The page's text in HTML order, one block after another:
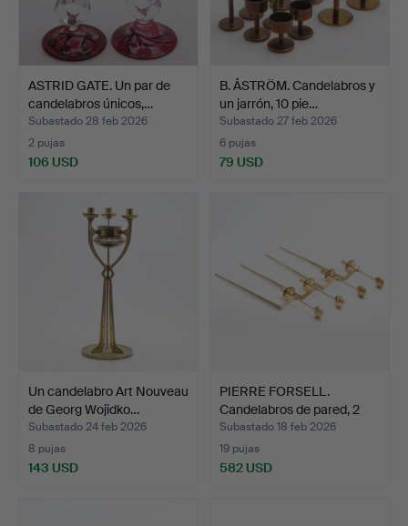
ASTRID GATE. Un par de
candelabros únicos,…
Subastado 28 feb 2026
2 pujas
106 USD
B. ÅSTRÖM. Candelabros y
un jarrón, 10 pie…
Subastado 27 feb 2026
6 pujas
79 USD
Un candelabro Art Nouveau
de Georg Wojidko…
Subastado 24 feb 2026
8 pujas
143 USD
PIERRE FORSELL.
Candelabros de pared, 2
pa…
Subastado 18 feb 2026
19 pujas
582 USD